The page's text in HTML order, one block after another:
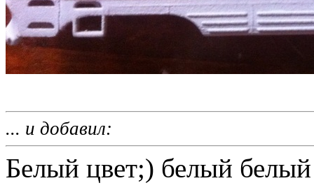
... и добавил:
Белый цвет;) белый